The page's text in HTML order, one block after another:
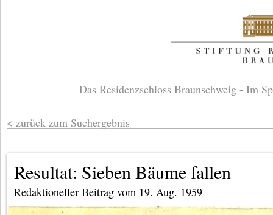
Das Residenzschloss Braunschweig - Im
zurück zum Suchergebnis
Resultat: Sieben Bäume fallen
Redaktioneller Beitrag vom 19. Aug. 1959